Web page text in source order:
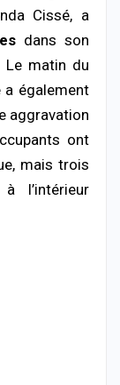
Cissé, a
dansson
Le matin du
a également
aggravation
ont
mais trois
à l’intérieur